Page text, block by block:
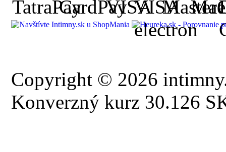
Copyright © 2026
Konverzný kurz 30.126